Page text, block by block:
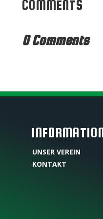
COMMENTS
0 Comments
UNSER VEREIN
KONTAKT